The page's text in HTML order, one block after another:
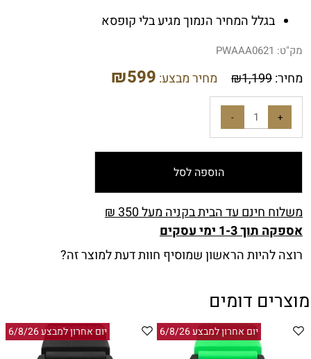
בגלל המחיר הנמוך מגיע בלי קופסא
מק"ט: PWAAA0621
מחיר: ₪1,199 מחיר מבצע: ₪599
הוספה לסל
משלוח חינם עד הבית בקניה מעל 350 ₪
אספקה תוך 1-3 ימי עסקים
רוצה להיות הראשון שמוסיף חוות דעת למוצר זה?
מוצרים דומים
יום אחרון למבצע 6/8/26 יום אחרון למבצע 6/8/26